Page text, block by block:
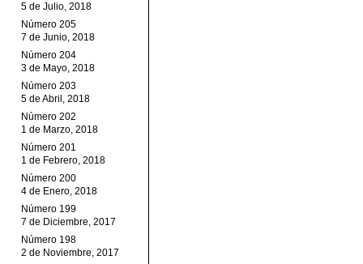
5 de Julio, 2018
Número 205
7 de Junio, 2018
Número 204
3 de Mayo, 2018
Número 203
5 de Abril, 2018
Número 202
1 de Marzo, 2018
Número 201
1 de Febrero, 2018
Número 200
4 de Enero, 2018
Número 199
7 de Diciembre, 2017
Número 198
2 de Noviembre, 2017